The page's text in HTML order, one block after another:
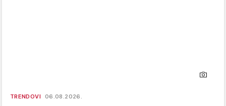
TRENDOVI 06.08.2026.